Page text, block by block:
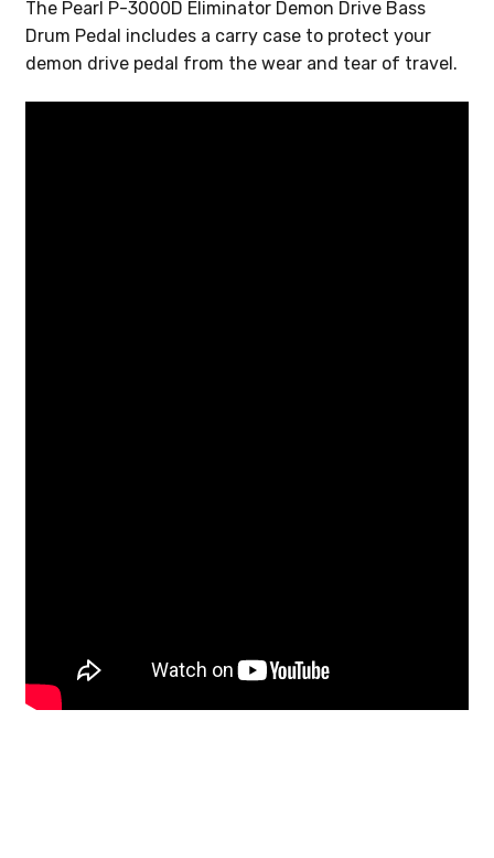
The Pearl P-3000D Eliminator Demon Drive Bass
Drum Pedal includes a carry case to protect your
demon drive pedal from the wear and tear of travel.